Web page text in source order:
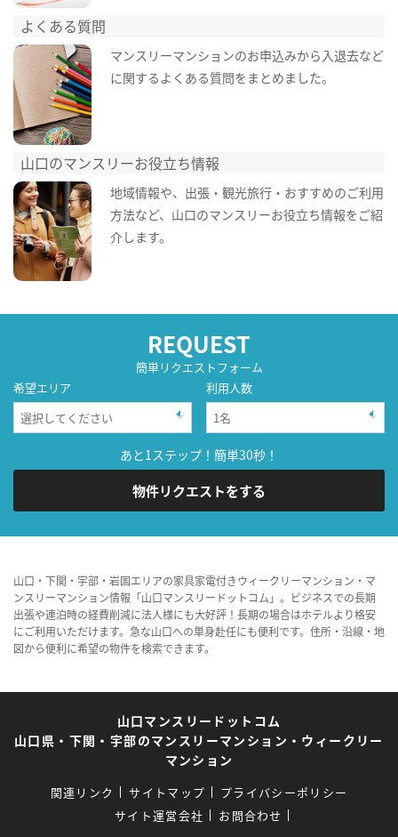
よくある質問
マンスリーマンションのお申込みから入退去など
に関するよくある質問をまとめました。
山口のマンスリーお役立ち情報
地域情報や、出張・観光旅行・おすすめのご利用
方法など、山口のマンスリーお役立ち情報をご紹
介します。
REQUEST
簡単リクエストフォーム
希望エリア
利用人数
あと1ステップ！簡単30秒！
物件リクエストをする
山口・下関・宇部・岩国エリアの家具家電付きウィークリーマンション・マ
ンスリーマンション情報「山口マンスリードットコム」。ビジネスでの長期
出張や連泊時の経費削減に法人様にも大好評！長期の場合はホテルより格安
にご利用いただけます。急な山口への単身赴任にも便利です。住所・沿線・地
図から便利に希望の物件を検索できます。
山口マンスリードットコム
山口県・下関・宇部のマンスリーマンション・ウィークリー
マンション
関連リンク サイトマップ
プライバシーポリシー
サイト運営会社
お問合わせ